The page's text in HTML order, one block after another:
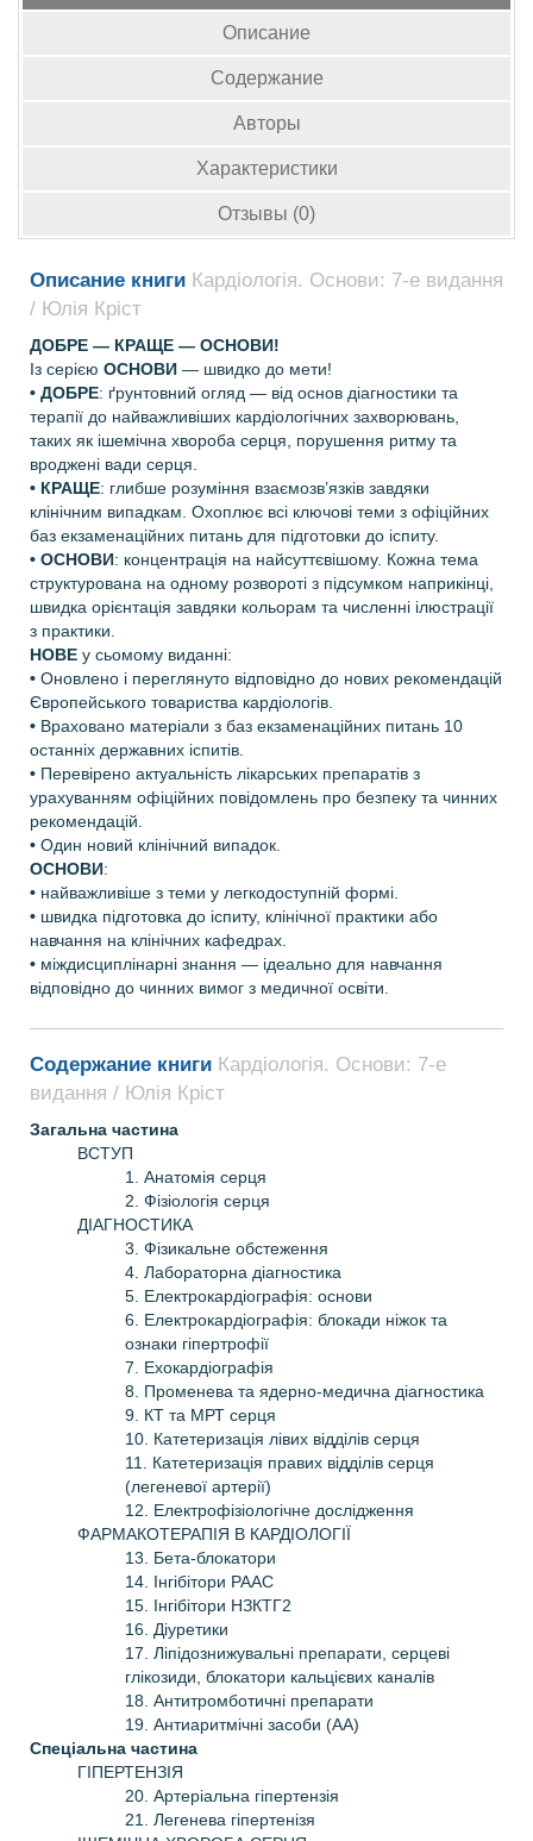
Описание
Содержание
Авторы
Характеристики
Отзывы (0)
Описание книги Кардіологія. Основи: 7-е видання
/ Юлія Кріст
ДОБРЕ — КРАЩЕ — ОСНОВИ!
Із серією ОСНОВИ — швидко до мети!
• ДОБРЕ: ґрунтовний огляд — від основ діагностики та
терапії до найважливіших кардіологічних захворювань,
таких як ішемічна хвороба серця, порушення ритму та
вроджені вади серця.
• КРАЩЕ: глибше розуміння взаємозв’язків завдяки
клінічним випадкам. Охоплює всі ключові теми з офіційних
баз екзаменаційних питань для підготовки до іспиту.
• ОСНОВИ: концентрація на найсуттєвішому. Кожна тема
структурована на одному розвороті з підсумком наприкінці,
швидка орієнтація завдяки кольорам та численні ілюстрації
з практики.
НОВЕ у сьомому виданні:
• Оновлено і переглянуто відповідно до нових рекомендацій
Європейського товариства кардіологів.
• Враховано матеріали з баз екзаменаційних питань 10
останніх державних іспитів.
• Перевірено актуальність лікарських препаратів з
урахуванням офіційних повідомлень про безпеку та чинних
рекомендацій.
• Один новий клінічний випадок.
ОСНОВИ:
• найважливіше з теми у легкодоступній формі.
• швидка підготовка до іспиту, клінічної практики або
навчання на клінічних кафедрах.
• міждисциплінарні знання — ідеально для навчання
відповідно до чинних вимог з медичної освіти.
Содержание книги Кардіологія. Основи: 7-е
видання / Юлія Кріст
Загальна частина
ВСТУП
1. Анатомія серця
2. Фізіологія серця
ДІАГНОСТИКА
3. Фізикальне обстеження
4. Лабораторна діагностика
5. Електрокардіографія: основи
6. Електрокардіографія: блокади ніжок та
ознаки гіпертрофії
7. Ехокардіографія
8. Променева та ядерно-медична діагностика
9. КТ та МРТ серця
10. Катетеризація лівих відділів серця
11. Катетеризація правих відділів серця
(легеневої артерії)
12. Електрофізіологічне дослідження
ФАРМАКОТЕРАПІЯ В КАРДІОЛОГІЇ
13. Бета-блокатори
14. Інгібітори РААС
15. Інгібітори НЗКТГ2
16. Діуретики
17. Ліпідознижувальні препарати, серцеві
глікозиди, блокатори кальцієвих каналів
18. Антитромботичні препарати
19. Антиаритмічні засоби (AA)
Спеціальна частина
ГІПЕРТЕНЗІЯ
20. Артеріальна гіпертензія
21. Легенева гіпертенізя